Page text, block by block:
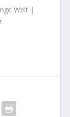
Welt |